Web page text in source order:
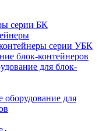
серии БК
серии УБК
блок-контейнеров
для блок-
оборудование для